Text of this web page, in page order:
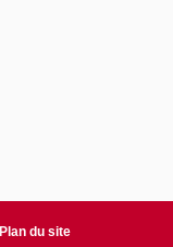
Plan du site